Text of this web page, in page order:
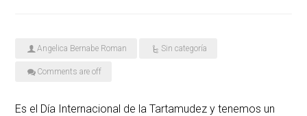
Angelica Bernabe Roman Sin categoría
Comments are off
Es el Día Internacional de la Tartamudez y tenemos un